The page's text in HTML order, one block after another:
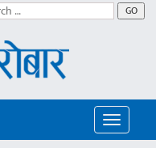
GO
Toggle